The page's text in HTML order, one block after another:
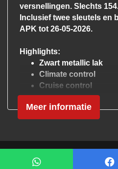
Elektronisch
Hoofd airbag(s) achter
Passagiersairbag
Zij airbag(s) voor
Exterieur
Buitenspiegels
Chroom delen
Dimlichten automatisch
versnellingen. Slechts
Inclusief twee sleutels en
APK tot 26-05-2026.
Highlights:
Zwart metallic lak
Climate control
Cruise control
Lichtmetalen velgen
Multifunctioneel
Bij ons geen afleverkosten!
Meer informatie
Mogelijk gemaakt door Mobilox